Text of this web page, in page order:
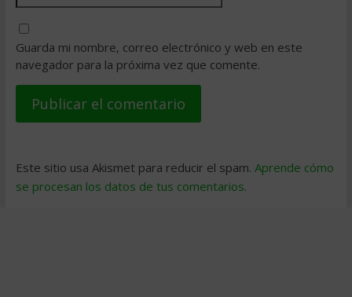
Guarda mi nombre, correo electrónico y web en este
navegador para la próxima vez que comente.
Este sitio usa Akismet para reducir el spam. Aprende cómo
se procesan los datos de tus comentarios.